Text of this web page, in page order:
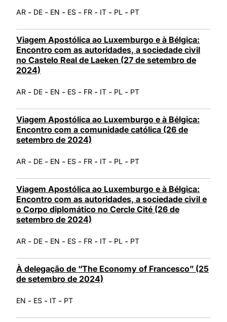
AR - DE - EN - ES - FR - IT - PL - PT
Viagem Apostólica ao Luxemburgo e à Bélgica:
Encontro com as autoridades, a sociedade civil
no Castelo Real de Laeken (27 de setembro de
2024)
AR - DE - EN - ES - FR - IT - PL - PT
Viagem Apostólica ao Luxemburgo e à Bélgica:
Encontro com a comunidade católica (26 de
setembro de 2024)
AR - DE - EN - ES - FR - IT - PL - PT
Viagem Apostólica ao Luxemburgo e à Bélgica:
Encontro com as autoridades, a sociedade civil e
o Corpo diplomático no Cercle Cité (26 de
setembro de 2024)
AR - DE - EN - ES - FR - IT - PL - PT
À delegação de “The Economy of Francesco” (25
de setembro de 2024)
EN - ES - IT - PT